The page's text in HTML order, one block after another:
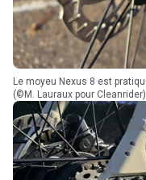
Le moyeu Nexus 8 est pratique en ville, or non adapté au moteur sportif
(©M. Lauraux pour Cleanrider)